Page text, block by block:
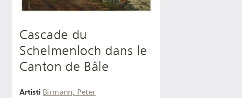
Cascade du
Schelmenloch dans le
Canton de Bâle
Artisti Birmann, Peter